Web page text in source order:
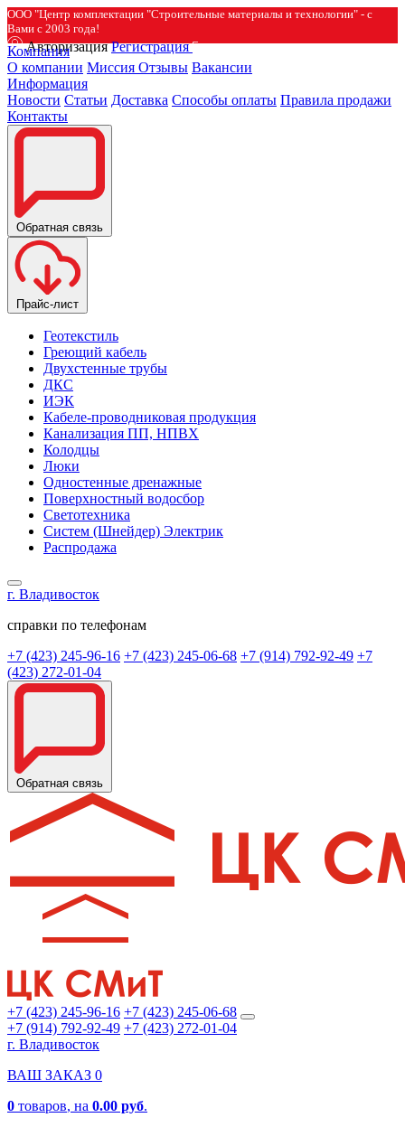
ООО "Центр комплектации "Строительные материалы и технологии" - с
Вами с 2003 года!
Авторизация Регистрация
Компания
О компании Миссия Отзывы Вакансии
Информация
Новости Статьи Доставка Способы оплаты Правила продажи
Контакты
Обратная связь
Прайс-лист
Геотекстиль
Греющий кабель
Двухстенные трубы
ДКС
ИЭК
Кабеле-проводниковая продукция
Канализация ПП, НПВХ
Колодцы
Люки
Одностенные дренажные
Поверхностный водосбор
Светотехника
Систем (Шнейдер) Электрик
Распродажа
г. Владивосток
справки по телефонам
+7 (423) 245-96-16 +7 (423) 245-06-68 +7 (914) 792-92-49 +7
(423) 272-01-04
Обратная связь
+7 (423) 245-96-16 +7 (423) 245-06-68
+7 (914) 792-92-49 +7 (423) 272-01-04
г. Владивосток
ВАШ ЗАКАЗ 0
0 товаров, на 0.00 руб.